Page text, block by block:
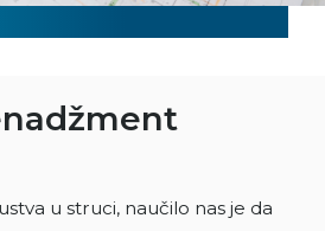
u struci, naučilo nas je da